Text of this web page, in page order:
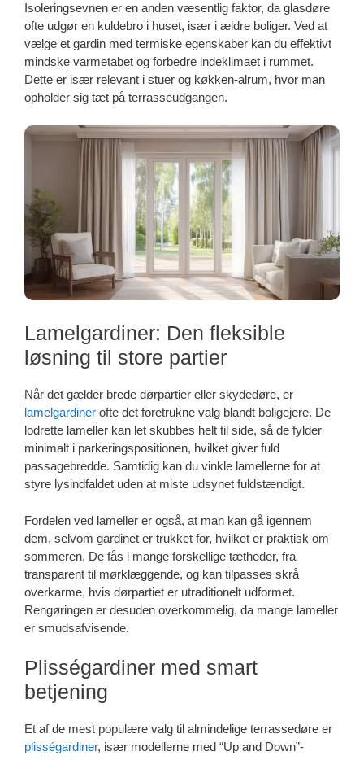
Isoleringsevnen er en anden væsentlig faktor, da glasdøre
ofte udgør en kuldebro i huset, især i ældre boliger. Ved at
vælge et gardin med termiske egenskaber kan du effektivt
mindske varmetabet og forbedre indeklimaet i rummet.
Dette er især relevant i stuer og køkken-alrum, hvor man
opholder sig tæt på terrasseudgangen.
Lamelgardiner: Den fleksible
løsning til store partier
Når det gælder brede dørpartier eller skydedøre, er
lamelgardiner ofte det foretrukne valg blandt boligejere. De
lodrette lameller kan let skubbes helt til side, så de fylder
minimalt i parkeringspositionen, hvilket giver fuld
passagebredde. Samtidig kan du vinkle lamellerne for at
styre lysindfaldet uden at miste udsynet fuldstændigt.
Fordelen ved lameller er også, at man kan gå igennem
dem, selvom gardinet er trukket for, hvilket er praktisk om
sommeren. De fås i mange forskellige tætheder, fra
transparent til mørklæggende, og kan tilpasses skrå
overkarme, hvis dørpartiet er utraditionelt udformet.
Rengøringen er desuden overkommelig, da mange lameller
er smudsafvisende.
Plisségardiner med smart
betjening
Et af de mest populære valg til almindelige terrassedøre er
plisségardiner, især modellerne med “Up and Down”-